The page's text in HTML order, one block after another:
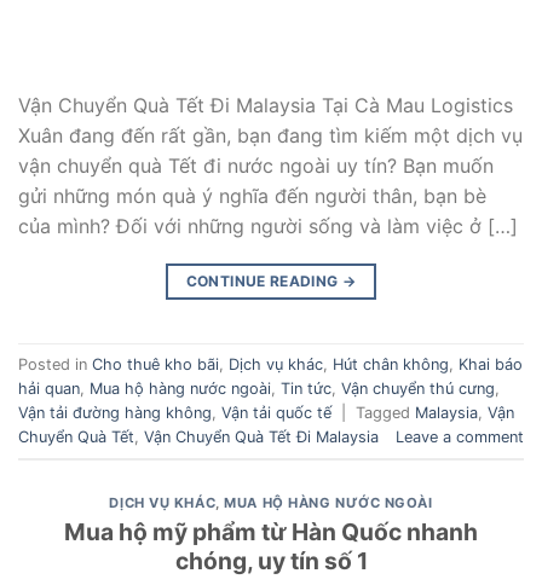
Vận Chuyển Quà Tết Đi Malaysia Tại Cà Mau Logistics
Xuân đang đến rất gần, bạn đang tìm kiếm một dịch vụ
vận chuyển quà Tết đi nước ngoài uy tín? Bạn muốn
gửi những món quà ý nghĩa đến người thân, bạn bè
của mình? Đối với những người sống và làm việc ở […]
CONTINUE READING →
Posted in Cho thuê kho bãi Dịch vụ khác Hút chân không
Khai báo
hải quan Mua hộ hàng nước ngoài Tin tức Vận chuyển thú cưng
Vận tải đường hàng không Vận tải quốc tế Tagged Malaysia Vận
Chuyển Quà Tết Vận Chuyển Quà Tết Đi Malaysia Leave a comment
DỊCH VỤ KHÁC,MUA HỘ HÀNG NƯỚC NGOÀI
Mua hộ mỹ phẩm từ Hàn Quốc nhanh
chóng, uy tín số 1